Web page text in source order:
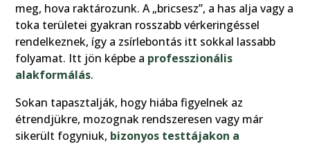
meg, hova raktározunk. A „bricsesz”, a has alja vagy a
toka területei gyakran rosszabb vérkeringéssel
rendelkeznek, így a zsírlebontás itt sokkal lassabb
folyamat. Itt jön képbe a professzionális
alakformálás.
Sokan tapasztalják, hogy hiába figyelnek az
étrendjükre, mozognak rendszeresen vagy már
sikerült fogyniuk, bizonyos testtájakon a